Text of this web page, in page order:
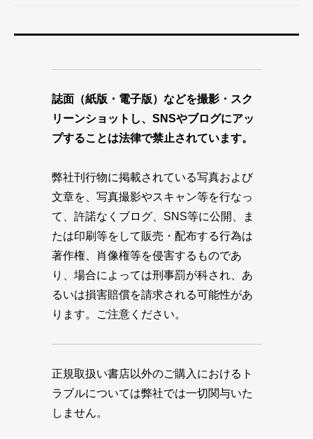
誌面（紙版・電子版）などを撮影・スク
リーンショットし、SNSやブログにアッ
プすることは法律で禁止されています。
弊社刊行物に掲載されている写真および
文章を、写真撮影やスキャン等を行なっ
て、許諾なくブログ、SNS等に公開、ま
たは印刷等をして販売・配布する行為は
著作権、肖像権等を侵害するものであ
り、場合によっては刑事罰が科され、あ
るいは損害賠償を請求される可能性があ
ります。ご注意ください。
正規取扱い書店以外のご購入におけるト
ラブルについては弊社では一切関与いた
しません。